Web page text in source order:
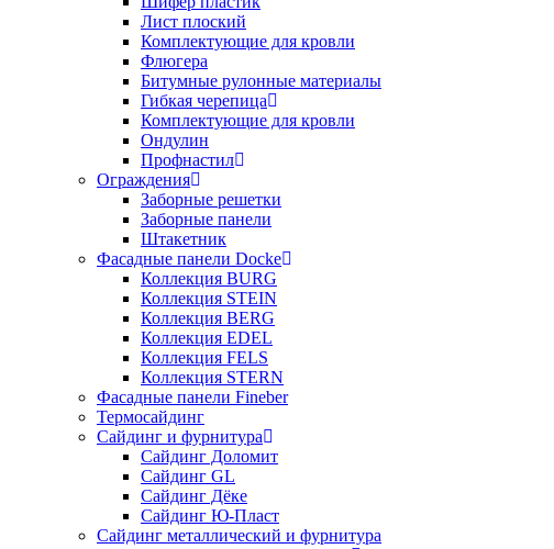
Лист плоский
Комплектующие для кровли
Флюгера
Битумные рулонные материалы
Гибкая черепица
Комплектующие для кровли
Ондулин
Профнастил
Ограждения
Заборные решетки
Заборные панели
Штакетник
Фасадные панели Docke
Коллекция BURG
Коллекция STEIN
Коллекция BERG
Коллекция EDEL
Коллекция FELS
Коллекция STERN
Фасадные панели Fineber
Термосайдинг
Сайдинг и фурнитура
Сайдинг Доломит
Сайдинг GL
Сайдинг Дёке
Сайдинг Ю-Пласт
Сайдинг металлический и фурнитура